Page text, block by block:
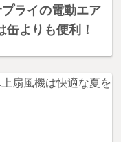
プライの電動エア
よりも便利！